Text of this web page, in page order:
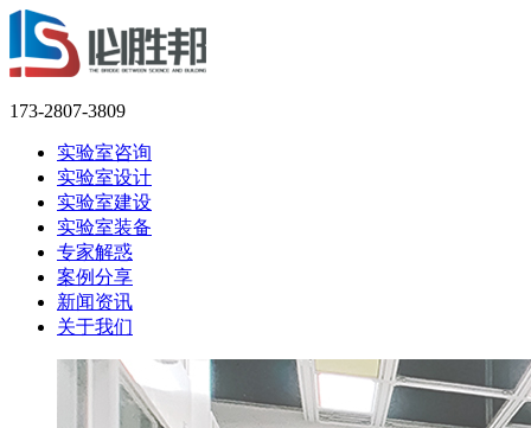
173-2807-3809
实验室咨询
实验室设计
实验室建设
实验室装备
专家解惑
案例分享
新闻资讯
关于我们